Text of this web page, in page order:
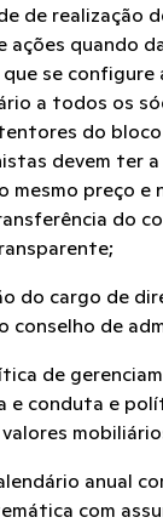
de realização
ações quando
se configure
a todos os
do
devem ter
mesmo preço e
do
do cargo de
conselho de
de
e conduta e
anual
com